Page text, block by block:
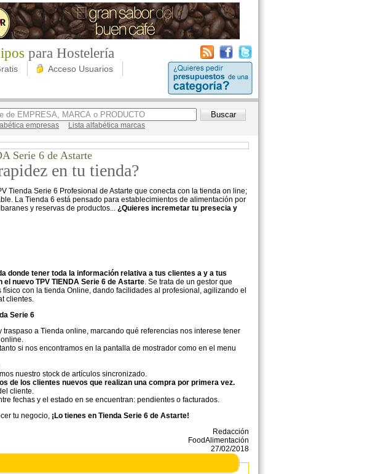
para Hostelería
Acceso Usuarios
empresas
Lista alfabética marcas
Serie 6 de Astarte
en tu tienda?
Tienda Serie 6 Profesional de Astarte que conecta con la tienda on line;
La Tienda 6 está pensado para establecimientos de alimentación por
y reservas de productos... ¿Quieres incremetar tu presecia y
donde tener toda la información relativa a tus clientes a y a tus
nuevo TPV TIENDA Serie 6 de Astarte. Se trata de un gestor que
con la tienda Online, dando facilidades al profesional, agilizando el
clientes.
Serie 6
traspaso a Tienda online, marcando qué referencias nos interese tener
si nos encontramos en la pantalla de mostrador como en el menu
nuestro stock de artículos sincronizado.
de los clientes nuevos que realizan una compra por primera vez.
cliente.
fechas y el estado en se encuentran: pendientes o facturados.
tu negocio, ¡Lo tienes en Tienda Serie 6 de Astarte!
Redacción
FoodAlimentación
27/02/2018